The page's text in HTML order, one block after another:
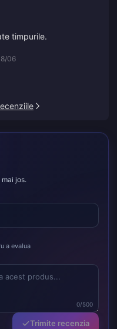
timpurile.
06
jos.
a evalua
0/500
Trimite recenzia